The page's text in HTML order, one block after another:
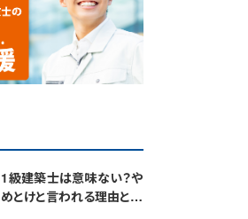
1級建築士は意味ない？や
めとけと言われる理由と取